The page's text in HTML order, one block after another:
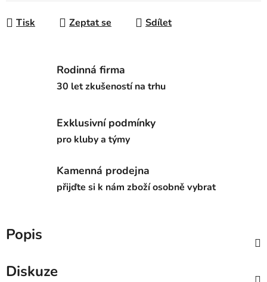
Tisk Zeptat se Sdílet
Rodinná firma
30 let zkušeností na trhu
Exklusivní podmínky
pro kluby a týmy
Kamenná prodejna
přijďte si k nám zboží osobně vybrat
Popis
Diskuze